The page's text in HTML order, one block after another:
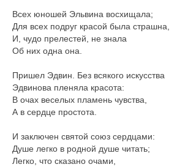
Всех юношей Эльвина восхищала;
Для всех подруг красой была страшна,
И, чудо прелестей, не знала
Об них одна она.
Пришел Эдвин. Без всякого искусства
Эдвинова пленяла красота:
В очах веселых пламень чувства,
А в сердце простота.
И заключен святой союз сердцами:
Душе легко в родной душе читать;
Легко, что сказано очами,